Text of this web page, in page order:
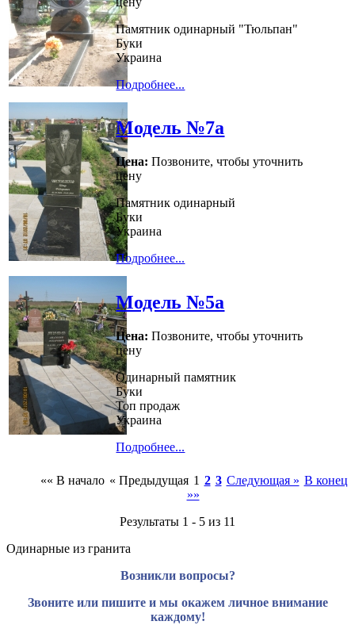
Памятник одинарный "Тюльпан"
Буки
Украина
Подробнее...
Модель №7а
Цена: Позвоните, чтобы уточнить
цену
Памятник одинарный
Буки
Украина
Подробнее...
Модель №5а
Цена: Позвоните, чтобы уточнить
цену
Одинарный памятник
Буки
Топ продаж
Украина
Подробнее...
«« В начало « Предыдущая 1 2 3 Следующая » В конец
»»
Результаты 1 - 5 из 11
Одинарные из гранита
Возникли вопросы?
Звоните или пишите и мы окажем личное внимание
каждому!